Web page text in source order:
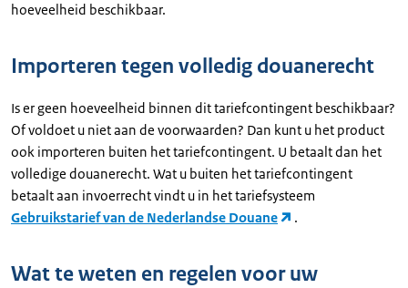
hoeveelheid beschikbaar.
Importeren tegen volledig douanerecht
Is er geen hoeveelheid binnen dit tariefcontingent beschikbaar?
Of voldoet u niet aan de voorwaarden? Dan kunt u het product
ook importeren buiten het tariefcontingent. U betaalt dan het
volledige douanerecht. Wat u buiten het tariefcontingent
betaalt aan invoerrecht vindt u in het tariefsysteem
Gebruikstarief van de Nederlandse Douane
.
Wat te weten en regelen voor uw